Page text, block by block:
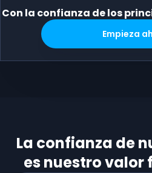
Con la confianza de los
Empieza
La confianza de
es nuestro